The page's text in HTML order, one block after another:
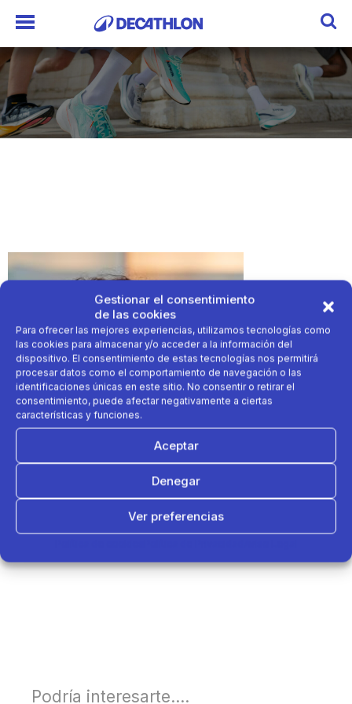
Gestionar el consentimiento
de las cookies
Para ofrecer las mejores experiencias, utilizamos tecnologías como
las cookies para almacenar y/o acceder a la información del
dispositivo. El consentimiento de estas tecnologías nos permitirá
procesar datos como el comportamiento de navegación o las
identificaciones únicas en este sitio. No consentir o retirar el
consentimiento, puede afectar negativamente a ciertas
características y funciones.
Aceptar
Denegar
Ver preferencias
Podría interesarte....